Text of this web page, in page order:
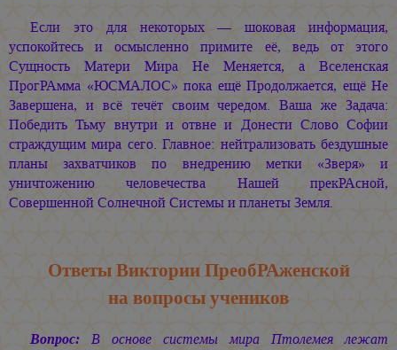
Если это для некоторых — шоковая информация,
успокойтесь и осмысленно примите её, ведь от этого
Сущность Матери Мира Не Меняется, а Вселенская
ПрогРАмма «ЮСМАЛОС» пока ещё Продолжается, ещё Не
Завершена, и всё течёт своим чередом. Ваша же Задача:
Победить Тьму внутри и отвне и Донести Слово Софии
страждущим мира сего. Главное: нейтрализовать бездушные
планы захватчиков по внедрению метки «Зверя» и
уничтожению человечества Нашей прекРАсной,
Совершенной Солнечной Системы и планеты Земля.
Ответы Виктории ПреобРАженской
на вопросы учеников
Вопрос: В основе системы мира Птолемея лежат